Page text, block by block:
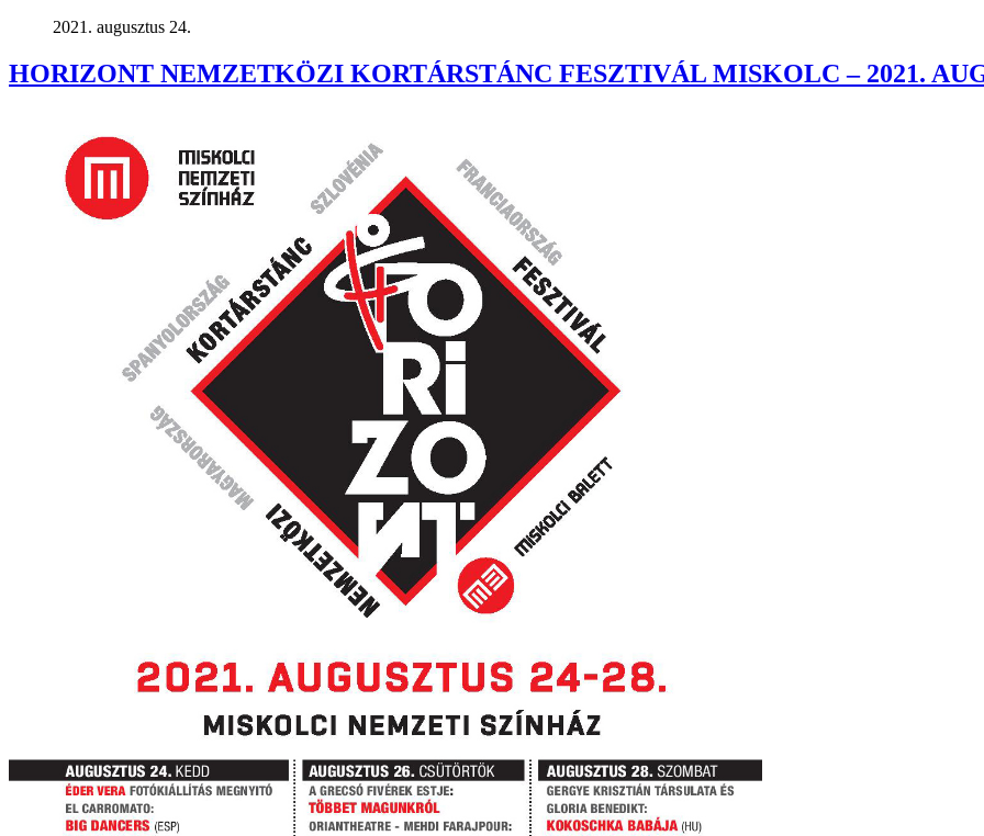
2021. augusztus 24.
HORIZONT NEMZETKÖZI KORTÁRSTÁNC FESZTIVÁL MISKOLC – 2021.